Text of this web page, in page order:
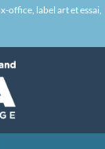
office, label art et essai,